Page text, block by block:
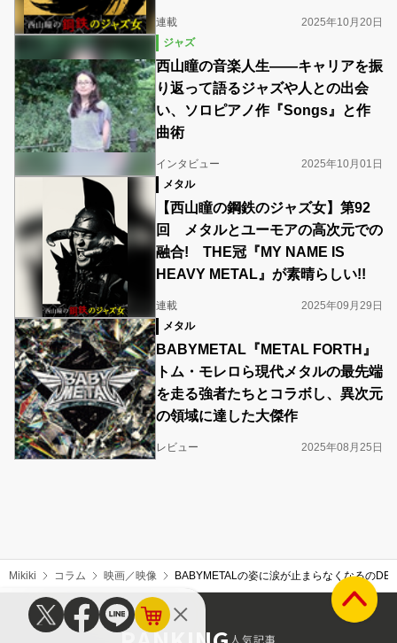
連載
2025年10月20日
ジャズ
西山瞳の音楽人生――キャリアを振
り返って語るジャズや人との出会
い、ソロピアノ作『Songs』と作
曲術
インタビュー
2025年10月01日
メタル
【西山瞳の鋼鉄のジャズ女】第92
回 メタルとユーモアの高次元での
融合! THE冠『MY NAME IS
HEAVY METAL』が素晴らしい!!
連載
2025年09月29日
メタル
BABYMETAL『METAL FORTH』
トム・モレロら現代メタルの最先端
を走る強者たちとコラボし、異次元
の領域に達した大傑作
レビュー 2025年08月25日
Mikiki コラム 映画／映像 BABYMETALの姿に涙が止まらなくなるの
人気記事